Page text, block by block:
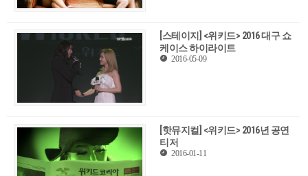
[스테이지] <위키드> 2016 대구 쇼
케이스 하이라이트
2016-05-09
[핫뮤지컬] <위키드> 2016년 공연
티저
2016-01-11